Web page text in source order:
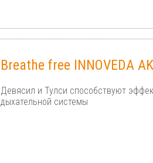
Breathe free INNOVEDA
Девясил и Тулси способствуют
дыхательной системы